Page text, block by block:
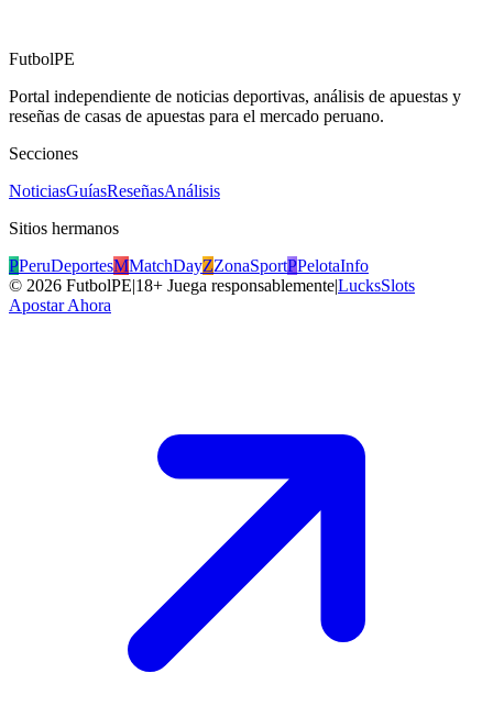
FutbolPE
Portal independiente de noticias deportivas, análisis de apuestas y
reseñas de casas de apuestas para el mercado peruano.
Secciones
NoticiasGuíasReseñasAnálisis
Sitios hermanos
PPeruDeportesMMatchDayZZonaSportPPelotaInfo
© 2026 FutbolPE|18+ Juega responsablemente|LucksSlots
Apostar Ahora